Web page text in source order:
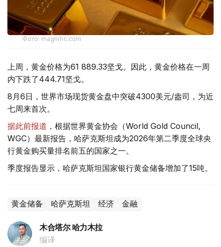
Фото: magnific.com
上周，黄金价格为61 889.33坚戈。因此，黄金价格在一周
内下跌了444.71坚戈。
8月6日，世界市场现货黄金盘中突破4300美元/盎司，为近
七周来首次。
据此前报道 ，根据世界黄金协会（World Gold Council,
WGC）最新报告，哈萨克斯坦成为2026年第二季度全球央
行黄金购买量排名前五的国家之一。
季度报告显示，哈萨克斯坦国家银行黄金储备增加了15吨。
黄金储备 哈萨克斯坦 经济 金融
木合塔尔 哈力木拉
编译